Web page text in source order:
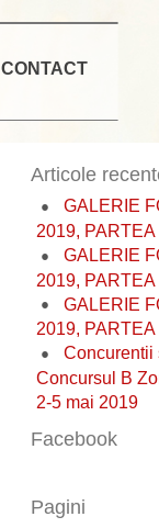
CONTACT
Articole
GALERIE
2019, PARTEA
GALERIE
2019, PARTEA
GALERIE
2019, PARTEA
Concurentii
Concursul B
2-5 mai 2019
Facebook
Pagini